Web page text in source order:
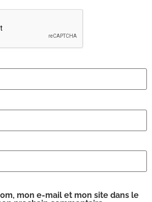
mon e-mail et mon site dans le